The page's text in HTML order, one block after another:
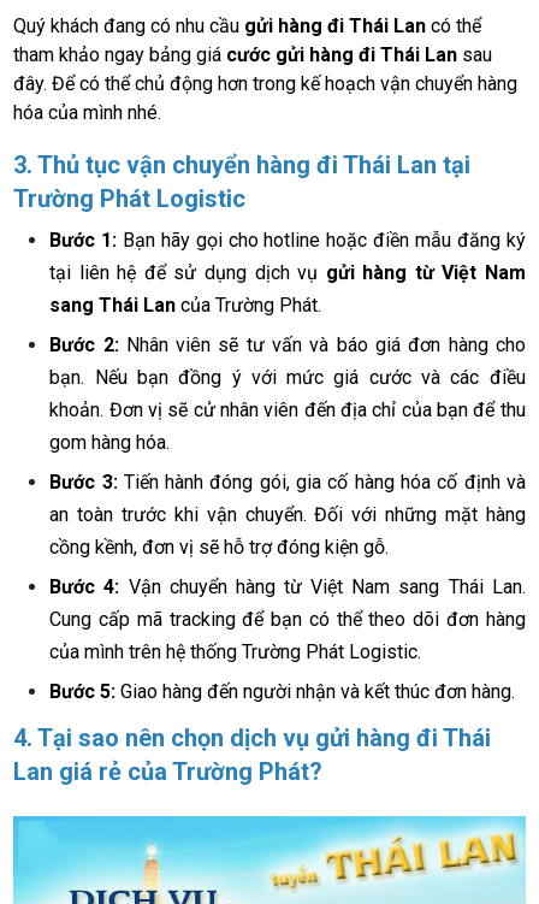
Quý khách đang có nhu cầu gửi hàng đi Thái Lan có thể
tham khảo ngay bảng giá cước gửi hàng đi Thái Lan sau
đây. Để có thể chủ động hơn trong kế hoạch vận chuyển hàng
hóa của mình nhé.
3. Thủ tục vận chuyển hàng đi Thái Lan tại
Trường Phát Logistic
Bước 1: Bạn hãy gọi cho hotline hoặc điền mẫu đăng ký
tại liên hệ để sử dụng dịch vụ gửi hàng từ Việt Nam
sang Thái Lan của Trường Phát.
Bước 2:Nhân viên sẽ tư vấn và báo giá đơn hàng cho
bạn. Nếu bạn đồng ý với mức giá cước và các điều
khoản. Đơn vị sẽ cử nhân viên đến địa chỉ của bạn để thu
gom hàng hóa.
Bước 3: Tiến hành đóng gói, gia cố hàng hóa cố định và
an toàn trước khi vận chuyển. Đối với những mặt hàng
cồng kềnh, đơn vị sẽ hỗ trợ đóng kiện gỗ.
Bước 4: Vận chuyển hàng từ Việt Nam sang Thái Lan.
Cung cấp mã tracking để bạn có thể theo dõi đơn hàng
của mình trên hệ thống Trường Phát Logistic.
Bước 5:Giao hàng đến người nhận và kết thúc đơn hàng.
4. Tại sao nên chọn dịch vụ gửi hàng đi Thái
Lan giá rẻ của Trường Phát?